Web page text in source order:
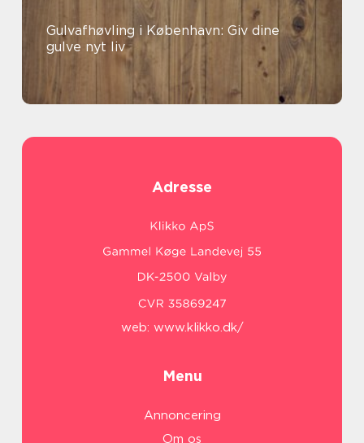
Gulvafhøvling i København: Giv dine
gulve nyt liv
Adresse
web: www.klikko.dk/
Menu
Annoncering
Om os